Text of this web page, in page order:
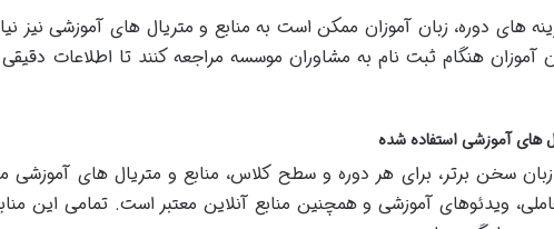
های دوره، زبان آموزان ممکن است به منابع و متریال های آموزشی نیز
آموزان هنگام ثبت نام به مشاوران موسسه مراجعه کنند تا اطلاعات
های آموزشی استفاده شده
سخن برتر، برای هر دوره و سطح کلاس، منابع و متریال های
ویدئوهای آموزشی و همچنین منابع آنلاین معتبر است. تمامی این